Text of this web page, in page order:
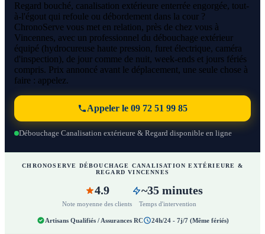
Regard bouché, canalisation extérieure enterrée engorgée, tout-
à-l'égout qui refoule ou débordement dans la cour ?
ChronoServe vous met en relation, près de chez vous à
Vincennes, avec un professionnel du débouchage extérieur
équipé (hydrocureuse haute pression, furet électrique, caméra
d'inspection), de jour comme de nuit, week-ends et jours fériés
compris. Prix annoncé avant le déplacement, une seule chose à
faire : appelez.
Appeler le 09 72 51 99 85
Débouchage Canalisation extérieure & Regard disponible en ligne
CHRONOSERVE DÉBOUCHAGE CANALISATION EXTÉRIEURE &
REGARD VINCENNES
4.9
Note moyenne des clients
~35 minutes
Temps d'intervention
Artisans Qualifiés / Assurances RC 24h/24 - 7j/7 (Même fériés)